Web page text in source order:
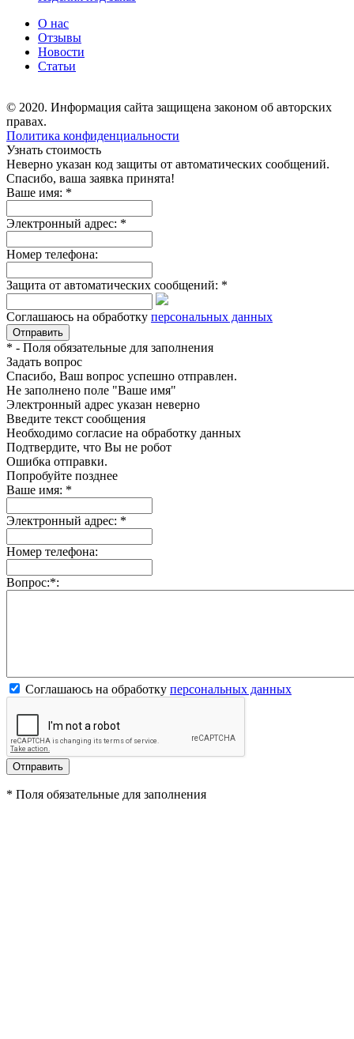
О нас
Отзывы
Новости
Статьи
© 2020. Информация сайта защищена законом об авторских
правах.
Политика конфиденциальности
Узнать стоимость
Неверно указан код защиты от автоматических сообщений.
Спасибо, ваша заявка принята!
Ваше имя: *
Электронный адрес: *
Номер телефона:
Защита от автоматических сообщений: *
Соглашаюсь на обработку персональных данных
* - Поля обязательные для заполнения
Задать вопрос
Спасибо, Ваш вопрос успешно отправлен.
Не заполнено поле "Ваше имя"
Электронный адрес указан неверно
Введите текст сообщения
Необходимо согласие на обработку данных
Подтвердите, что Вы не робот
Ошибка отправки.
Попробуйте позднее
Ваше имя: *
Электронный адрес: *
Номер телефона:
Вопрос:*:
Соглашаюсь на обработку персональных данных
* Поля обязательные для заполнения